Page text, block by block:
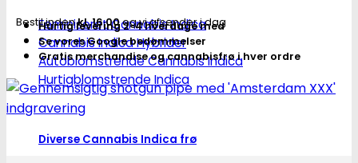
Feminiseret Cannabis Indica
Cannabis Indica Hybrider
Autoblomstrende Cannabis Indica
Hurtigblomstrende Indica
Diverse Cannabis Indica frø
Bestil indenkl. 16.00og vi afsender i dag
Hurtig levering 2-4 hverdage med
Se vores Google bedømmelser
Gratis merchandise og cannabisfrø i hver ordre